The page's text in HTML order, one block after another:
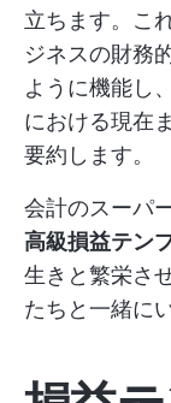
立ちます。こ
ジネスの財務
ように機能し
における現在
要約します。
会計のスーパ
高級損益テン
生きと繁栄さ
たちと一緒に